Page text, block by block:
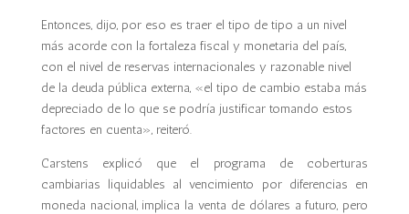
Entonces, dijo, por eso es traer el tipo de tipo a un nivel
más acorde con la fortaleza fiscal y monetaria del país,
con el nivel de reservas internacionales y razonable nivel
de la deuda pública externa, «el tipo de cambio estaba más
depreciado de lo que se podría justificar tomando estos
factores en cuenta», reiteró.
Carstens explicó que el programa de coberturas
cambiarias liquidables al vencimiento por diferencias en
moneda nacional, implica la venta de dólares a futuro, pero